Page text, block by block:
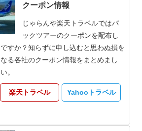
クーポン情報
じゃらんや楽天トラベルではパ
ックツアーのクーポンを配布し
すか？知らずに申し込むと思わぬ損を
る各社のクーポン情報をまとめまし
。
楽天トラベル Yahooトラベル